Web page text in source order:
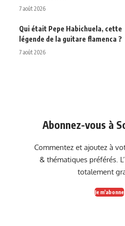
7 août 2026
Qui était Pepe Habichuela, cette
légende de la guitare flamenca ?
7 août 2026
Abonnez-vous à
Commentez et ajoutez à
& thématiques préférés.
totalement
Je m'abonne